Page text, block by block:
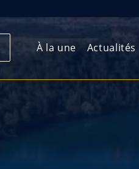
À la une Actualités